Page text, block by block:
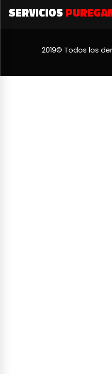
SERVICIOS
2019© Todos los